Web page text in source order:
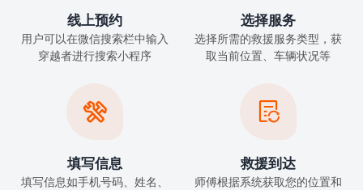
线上预约
用户可以在微信搜索栏中输入
穿越者进行搜索小程序
选择服务
选择所需的救援服务类型，获
取当前位置、车辆状况等

填写信息
填写信息如手机号码、姓名、

救援到达
师傅根据系统获取您的位置和